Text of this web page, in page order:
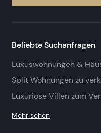
Beliebte Suchanfragen
Luxuswohnungen &
Split Wohnungen zu
Luxuriöse Villen zum
Mehr sehen